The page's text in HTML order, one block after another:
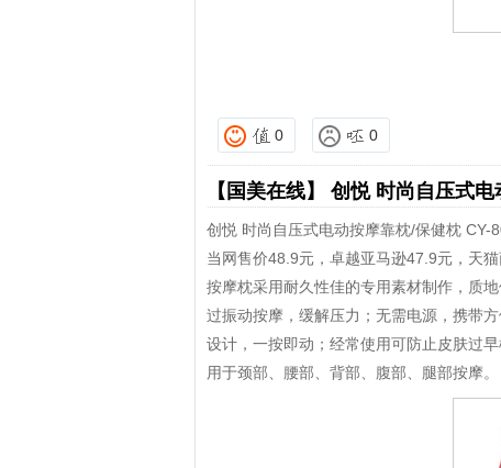
0 0
【国美在线】 创悦 时尚自压式电
创悦 时尚自压式电动按摩靠枕/保健枕
当网售价48.9元，卓越亚马逊47.9元，天
按摩枕采用耐久性佳的专用素材制作，质
过振动按摩，缓解压力；无需电源，携带
设计，一按即动；经常使用可防止皮肤过
用于颈部、腰部、背部、腹部、腿部按摩。